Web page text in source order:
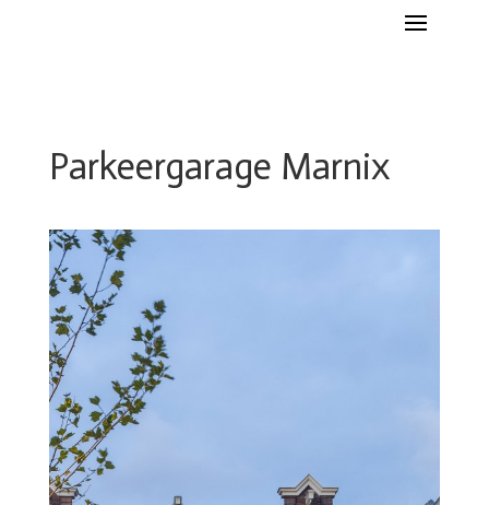
Parkeergarage Marnix